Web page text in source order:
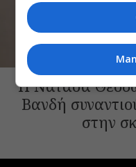
H Νατάσα
Βανδή
στην